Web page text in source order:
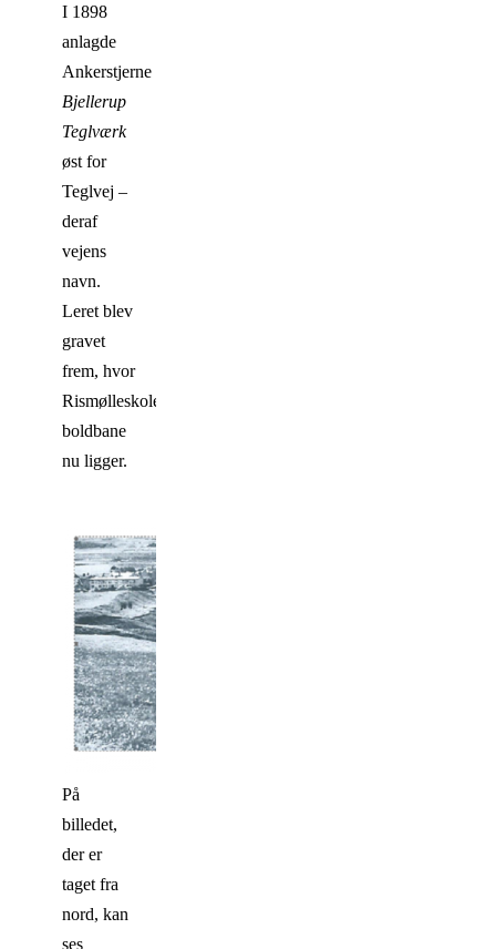
I 1898
anlagde
Ankerstjerne
Bjellerup
Teglværk
øst for
Teglvej –
deraf
vejens
navn.
Leret blev
gravet
frem, hvor
Rismølleskolens
boldbane
nu ligger.
På
billedet,
der er
taget fra
nord, kan
ses